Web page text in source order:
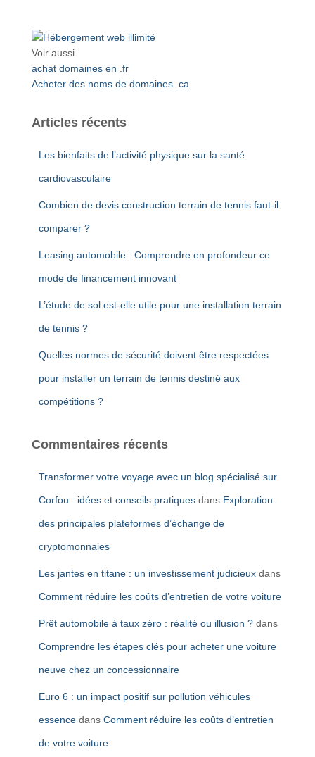
e
r
h
Voir aussi
achat domaines en .fr
Acheter des noms de domaines .ca
Articles récents
Les bienfaits de l’activité physique sur la santé
cardiovasculaire
Combien de devis construction terrain de tennis faut-il
comparer ?
Leasing automobile : Comprendre en profondeur ce
mode de financement innovant
L’étude de sol est-elle utile pour une installation terrain
de tennis ?
Quelles normes de sécurité doivent être respectées
pour installer un terrain de tennis destiné aux
compétitions ?
Commentaires récents
Transformer votre voyage avec un blog spécialisé sur
Corfou : idées et conseils pratiques dans Exploration
des principales plateformes d’échange de
cryptomonnaies
Les jantes en titane : un investissement judicieux dans
Comment réduire les coûts d’entretien de votre voiture
Prêt automobile à taux zéro : réalité ou illusion ? dans
Comprendre les étapes clés pour acheter une voiture
neuve chez un concessionnaire
Euro 6 : un impact positif sur pollution véhicules
essence dans Comment réduire les coûts d’entretien
de votre voiture